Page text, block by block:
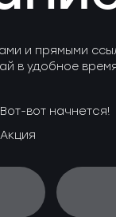
аттракционы
без актёров
новичкам о
корпоративы
вакансии
и прямыми
в удобное
Вот-вот начнется!
Акция